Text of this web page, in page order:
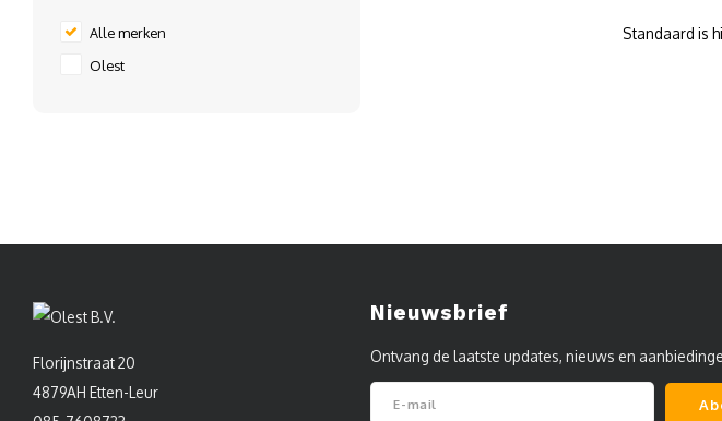
Alle merken
Olest
Standaard is
Florijnstraat 20
4879AH Etten-Leur
Nieuwsbrief
Ontvang de laatste updates, nieuws en